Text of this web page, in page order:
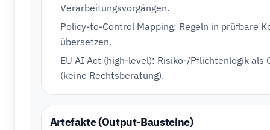
Verarbeitungsvorgängen.
Policy-to-Control Mapping: Regeln in prüfbare
übersetzen.
EU AI Act (high-level): Risiko-/Pflichtenlogik als
(keine Rechtsberatung).
Artefakte (Output-Bausteine)